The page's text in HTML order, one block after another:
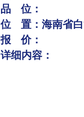
品
位：
位
置：海南省
报
价：
详细内容：